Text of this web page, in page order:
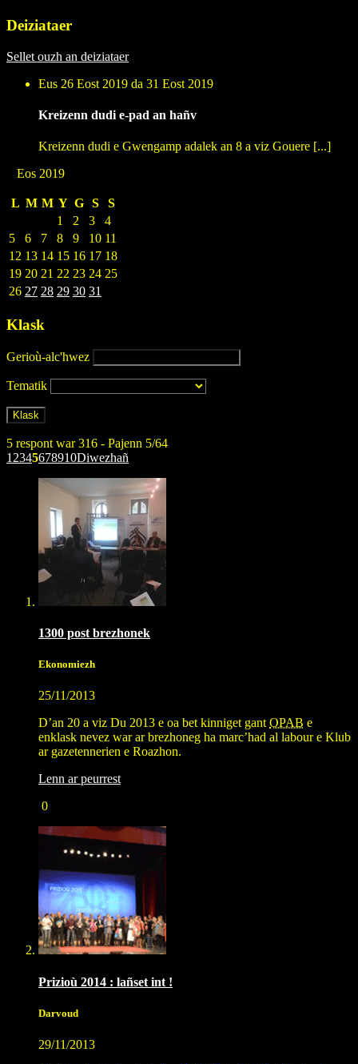
Deiziataer
Sellet ouzh an deiziataer
Eus 26 Eost 2019 da 31 Eost 2019
Kreizenn dudi e-pad an hañv
Kreizenn dudi e Gwengamp adalek an 8 a viz Gouere [...]
Eos 2019
L M M Y G S
S
1
2 3
4
5
6 7 8 9 10 11
12 13 14 15 16 17 18
19 20 21 22 23 24 25
26 27 28 29 30 31
Klask
Gerioù-alc'hwez
Tematik
5 respont war 316 - Pajenn 5/64
1 2345678910Diwezhañ
1300 post brezhonek
Ekonomiezh
25/11/2013
D’an 20 a viz Du 2013 e oa bet kinniget gantOPAB e
enklask nevez war ar brezhoneg ha marc’had al labour e Klub
ar gazetennerien e Roazhon.
Lenn ar peurrest
0
Prizioù 2014 : lañset int !
Darvoud
29/11/2013